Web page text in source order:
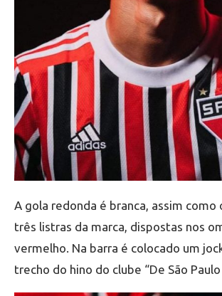
A gola redonda é branca, assim como
três listras da marca, dispostas nos
vermelho. Na barra é colocado um
trecho do hino do clube “De São